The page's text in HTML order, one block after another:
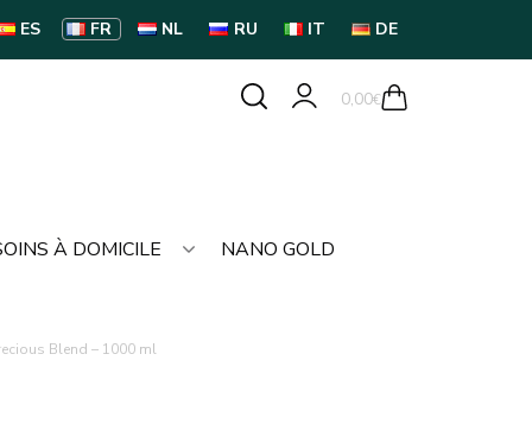
ES FR NL RU IT DE
0,00€
À DOMICILE NANO GOLD
Blend – 1000 ml